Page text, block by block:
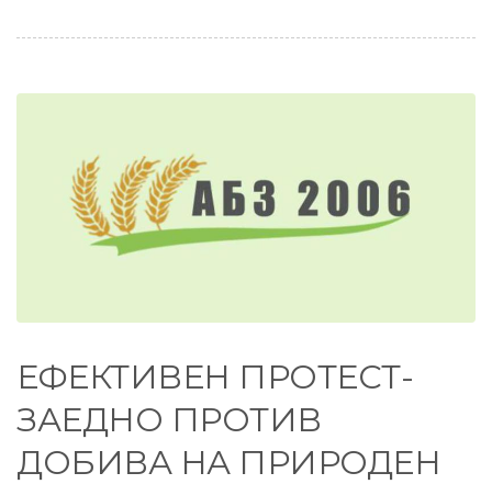
ЕФЕКТИВЕН ПРОТЕСТ-
ЗАЕДНО ПРОТИВ
ДОБИВА НА ПРИРОДЕН